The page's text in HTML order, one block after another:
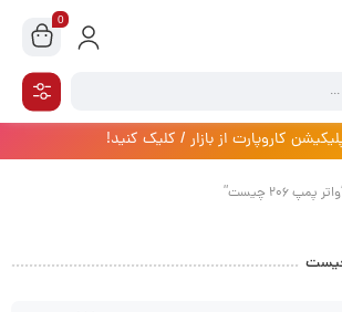
0
کاروپارت از بازار / کلیک کنید!
206 چیست”